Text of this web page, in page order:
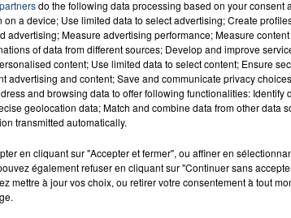
BLUE
RADIO CONTACT
do the following data processing based on your consent
on a device; Use limited data to select advertising; Create
advertising; Measure advertising performance; Measure
of data from different sources; Develop and improve
content; Use limited data to select content; Ensure
advertising and content; Save and communicate privacy
and browsing data to offer following functionalities:
geolocation data; Match and combine data from other data
transmitted automatically.
en cliquant sur "Accepter et fermer", ou affiner en
également refuser en cliquant sur "Continuer sans
mettre à jour vos choix, ou retirer votre consentement à tout